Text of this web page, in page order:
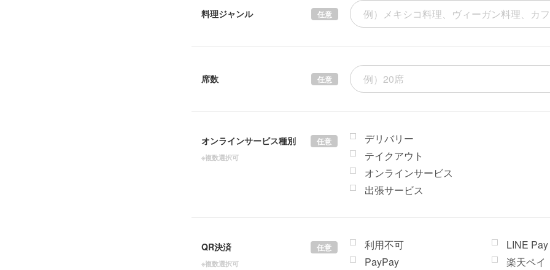
料理ジャンル 任意
席数 任意
オンラインサービス種別 任意
※複数選択可
デリバリー
テイクアウト
オンラインサービス
出張サービス
QR決済 任意
※複数選択可
利用不可
LINE Pay
PayPay
楽天ペイ